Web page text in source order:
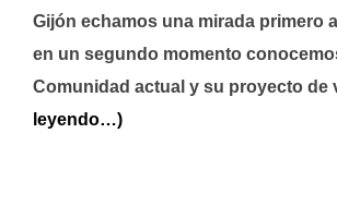
Gijón echamos una mirada primero
en un segundo momento
Comunidad actual y su proyecto de
leyendo…)